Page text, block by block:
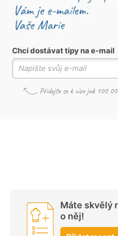
Chci dostávat tipy na e-mail
Máte skvělý
o něj!